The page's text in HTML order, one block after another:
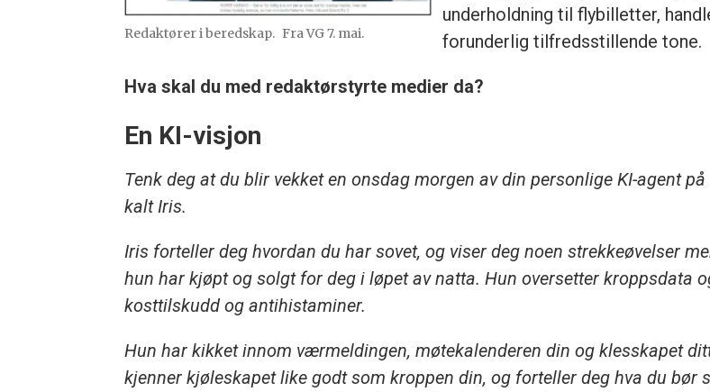
Redaktører i beredskap. Fra VG 7. mai.
underholdning til flybilletter,
forunderlig tilfredsstillende tone.
Hva skal du med redaktørstyrte medier da?
En KI-visjon
Tenk deg at du blir vekket en onsdag morgen av din personlige KI-agent
kalt Iris.
Iris forteller deg hvordan du har sovet, og viser deg noen strekkeøvelser
hun har kjøpt og solgt for deg i løpet av natta. Hun oversetter kroppsdata
kosttilskudd og antihistaminer.
Hun har kikket innom værmeldingen, møtekalenderen din og klesskapet
kjenner kjøleskapet like godt som kroppen din, og forteller deg hva du